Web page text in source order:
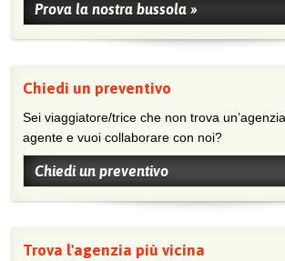
Prova la nostra bussola »
Chiedi un preventivo
Sei viaggiatore/trice che non trova un’agenzia vicina o sei
agente e vuoi collaborare con noi?
Chiedi un preventivo
Trova l'agenzia più vicina